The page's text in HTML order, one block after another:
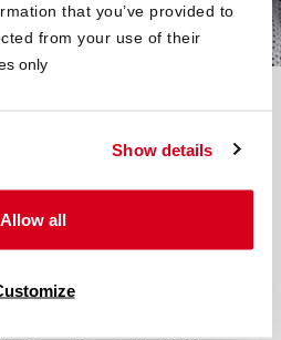
that you’ve provided to
from your use of their
only
Show details
Allow all